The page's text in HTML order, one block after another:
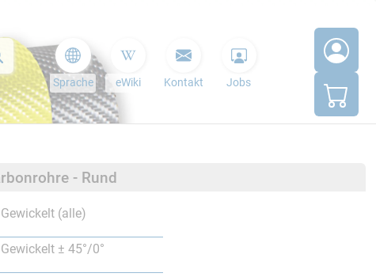
Sprache eWiki Kontakt Jobs
- Rund
Gewickelt (alle)
Gewickelt ± 45°/0°